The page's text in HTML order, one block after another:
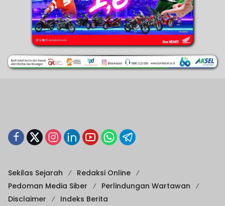
Sekilas Sejarah
Redaksi Online
Pedoman Media Siber
Perlindungan Wartawan
Disclaimer
Indeks Berita